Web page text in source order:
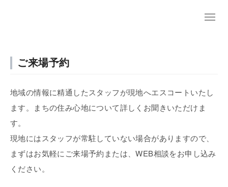
ご来場予約
地域の情報に精通したスタッフが現地へエスコートいたし
ます。まちの住み心地について詳しくお聞きいただけま
す。
現地にはスタッフが常駐していない場合がありますので、
まずはお気軽にご来場予約または、WEB相談をお申し込み
ください。